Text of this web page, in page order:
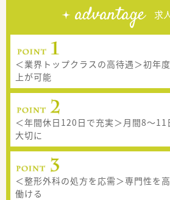
advantage 求
＜業界トップクラスの高待遇＞初年
上が可能
＜年間休日120日で充実＞月間8〜11
大切に
＜整形外科の処方を応需＞専門性を
働ける